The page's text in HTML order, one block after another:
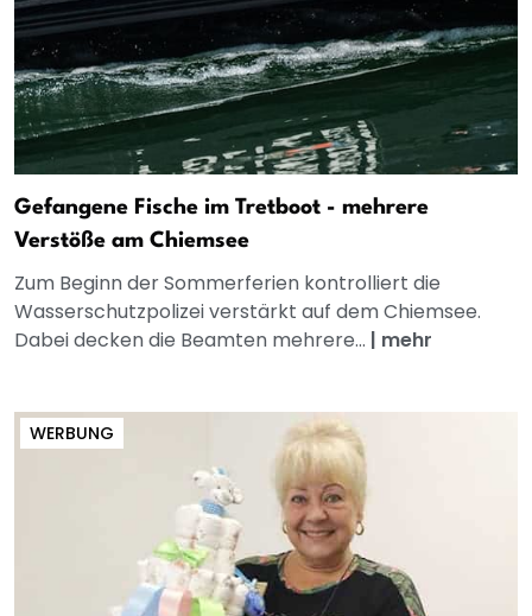
Gefangene Fische im Tretboot - mehrere
Verstöße am Chiemsee
Zum Beginn der Sommerferien kontrolliert die
Wasserschutzpolizei verstärkt auf dem Chiemsee.
Dabei decken die Beamten mehrere... | mehr
WERBUNG